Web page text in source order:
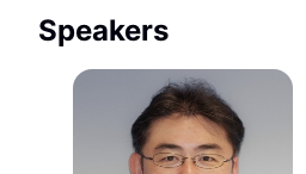
Speakers